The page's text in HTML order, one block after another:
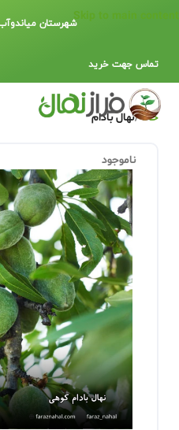
Skip to main contentشهرستان
تماس جهت خرید
خانه نهال بادام
ناموجود